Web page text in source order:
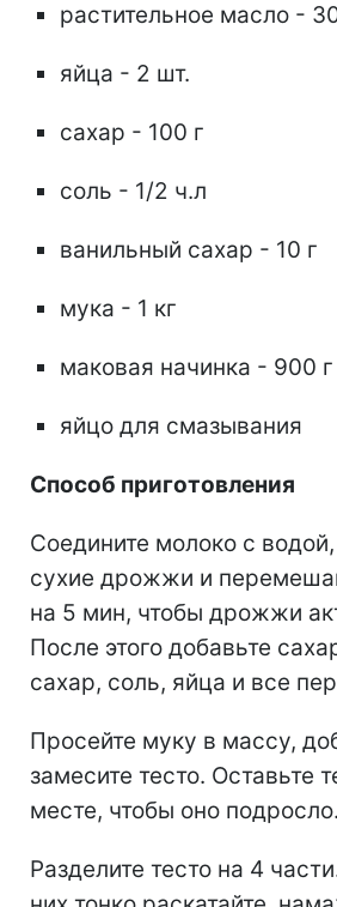
растительное масло -
яйца - 2 шт.
сахар - 100 г
соль - 1/2 ч.л
ванильный сахар - 10 г
мука - 1 кг
маковая начинка - 900 г
яйцо для смазывания
Способ приготовления
Соедините молоко с
сухие дрожжи и
на 5 мин, чтобы дрожжи
После этого добавьте
сахар, соль, яйца и все
Просейте муку в массу,
замесите тесто. Оставьте
месте, чтобы оно подросло.
Разделите тесто на 4